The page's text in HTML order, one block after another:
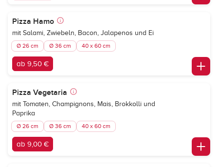
Pizza Hamo
mit Salami, Zwiebeln, Bacon, Jalapenos und Ei
Ø 26 cm Ø 36 cm 40 x 60 cm
ab 9,50 €
Pizza Vegetaria
mit Tomaten, Champignons, Mais, Brokkolli und
Paprika
Ø 26 cm Ø 36 cm 40 x 60 cm
ab 9,00 €